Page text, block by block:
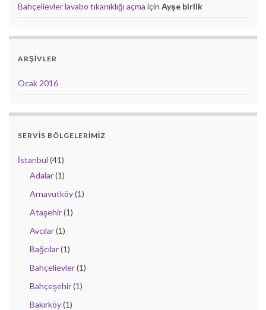
Bahçelievler lavabo tıkanıklığı açma için Ayşe birlik
ARŞIVLER
Ocak 2016
SERVIS BÖLGELERIMIZ
İstanbul (41)
Adalar(1)
Arnavutköy(1)
Ataşehir(1)
Avcılar(1)
Bağcılar(1)
Bahçelievler(1)
Bahçeşehir(1)
Bakırköy(1)